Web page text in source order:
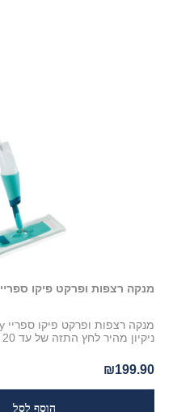
מנקה רצפות ופרקט פיקו ספריי
ניקיון מהיר לחץ התזה של עד 20 בר מיכל נשלף בגודל
₪199.90